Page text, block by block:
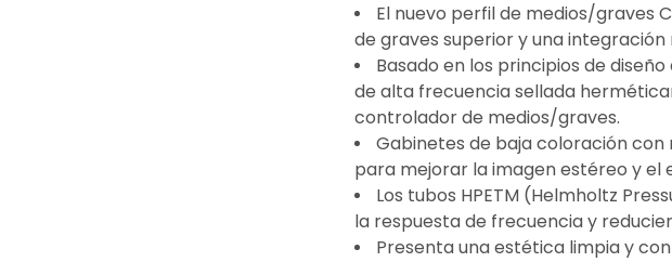
El nuevo perfil de medios/graves
de graves superior y una
Basado en los principios de
de alta frecuencia sellada
controlador de medios/graves.
Gabinetes de baja coloración con
para mejorar la imagen estéreo y el
Los tubos HPETM (Helmholtz
la respuesta de frecuencia y
Presenta una estética limpia y